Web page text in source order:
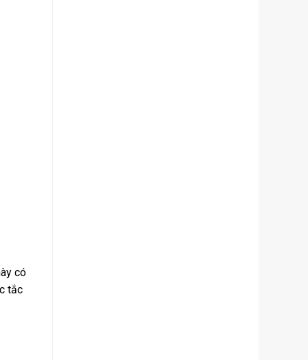
có
tắc